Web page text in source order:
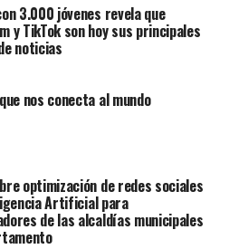
3.000 jóvenes revela que
y TikTok son hoy sus principales
noticias
nos conecta al mundo
optimización de redes sociales
Artificial para
de las alcaldías municipales